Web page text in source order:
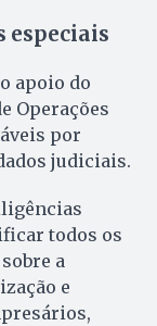
especiais
apoio do
Operações
por
judiciais.
todos os
a
e